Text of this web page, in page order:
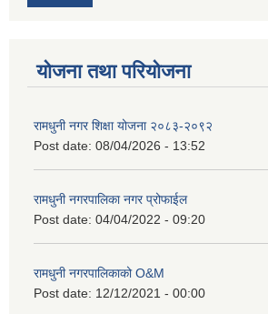
योजना तथा परियोजना
रामधुनी नगर शिक्षा योजना २०८३-२०९२
Post date: 08/04/2026 - 13:52
रामधुनी नगरपालिका नगर प्रोफाईल
Post date: 04/04/2022 - 09:20
रामधुनी नगरपालिकाको O&M
Post date: 12/12/2021 - 00:00